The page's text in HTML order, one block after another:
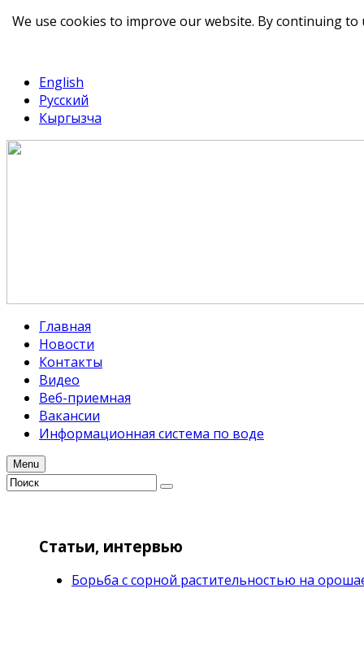
English
Русский
Кыргызча
Главная
Новости
Контакты
Видео
Веб-приемная
Вакансии
Информационная система по воде
Menu
Статьи, интервью
Борьба с сорной растительностью на
We use cookies to improve our website. By continuing